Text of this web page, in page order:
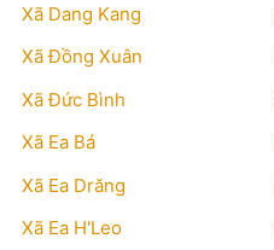
Xã Dang Kang
Xã Đồng Xuân
Xã Đức Bình
Xã Ea Bá
Xã Ea Drăng
Xã Ea H'Leo